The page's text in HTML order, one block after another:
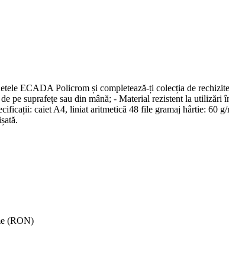
ECADA Policrom și completează-ți colecția de
pe suprafețe sau din mână; - Material rezistent la
caiet A4, liniat aritmetică 48 file gramaj hârtie: 60
(RON)